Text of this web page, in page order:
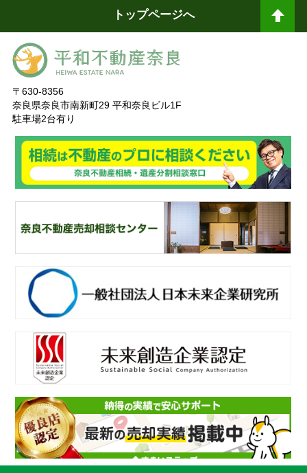
トップページへ
ージトップへ
〒630-8356
奈良県奈良市南新町29 平和奈良ビル1F
駐車場2台有り
良不動産相続・遺産分割相談窓口
般社団法人日本未来企業研究所
来創造企業認定